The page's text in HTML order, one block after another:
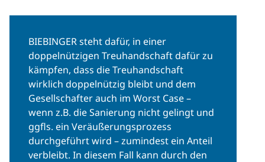
BIEBINGER steht dafür, in einer
doppelnützigen Treuhandschaft dafür zu
kämpfen, dass die Treuhandschaft
wirklich doppelnützig bleibt und dem
Gesellschafter auch im Worst Case –
wenn z.B. die Sanierung nicht gelingt und
ggfls. ein Veräußerungsprozess
durchgeführt wird – zumindest ein Anteil
verbleibt. In diesem Fall kann durch den